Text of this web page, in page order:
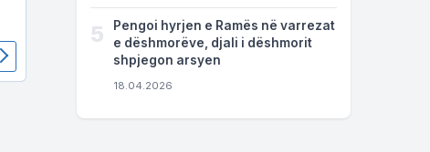
5
Pengoi hyrjen e Ramës në varrezat
e dëshmorëve, djali i dëshmorit
shpjegon arsyen
18.04.2026